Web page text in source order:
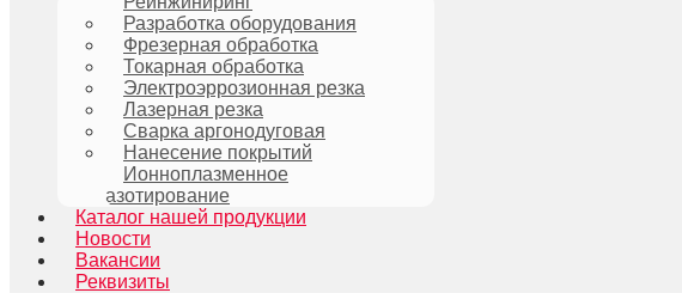
Разработка оборудования
Фрезерная обработка
Токарная обработка
Электроэррозионная резка
Лазерная резка
Сварка аргонодуговая
Нанесение покрытий
Ионноплазменное
азотирование
Каталог нашей продукции
Новости
Вакансии
Реквизиты